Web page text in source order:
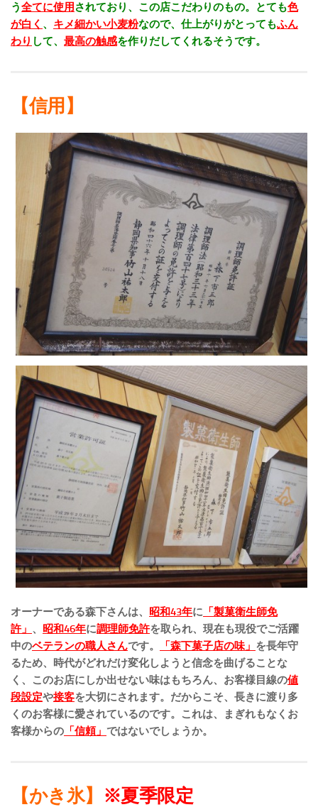
う全てに使用 されており、この店こだわりのもの。とても色
が白く 、 キメ細かい小麦粉なので、仕上がりがとってもふん
わり して、 最高の触感を作りだしてくれるそうです。
【信用】
オーナーである森下さんは、 昭和43年に 「製菓衛生師免
許」 、 昭和46年に調理師免許を取られ、現在も現役でご活躍
中のベテランの職人さんです。 「森下菓子店の味」 を長年守
るため、時代がどれだけ変化しようと信念を曲げることな
く、このお店にしか出せない味はもちろん、お客様目線の値
段設定や接客を大切にされます。だからこそ、長きに渡り多
くのお客様に愛されているのです。これは、まぎれもなくお
客様からの 「信頼」 ではないでしょうか。
【かき氷】 ※夏季限定